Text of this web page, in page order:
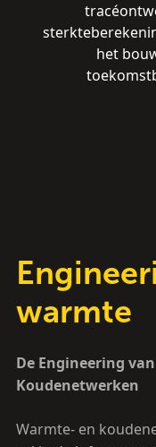
het
warmte
De Engineering
Koudenetwerken
Warmte- en